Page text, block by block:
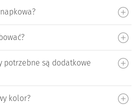
potrzebne są dodatkowe
kolor?